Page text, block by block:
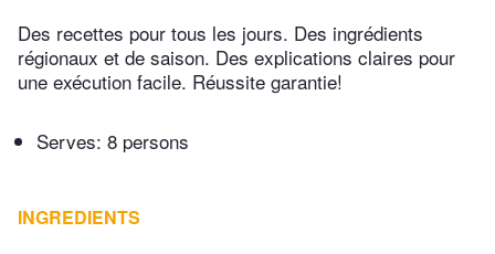
Des recettes pour tous les jours. Des ingrédients
régionaux et de saison. Des explications claires pour
une exécution facile. Réussite garantie!
Serves: 8 persons
INGREDIENTS